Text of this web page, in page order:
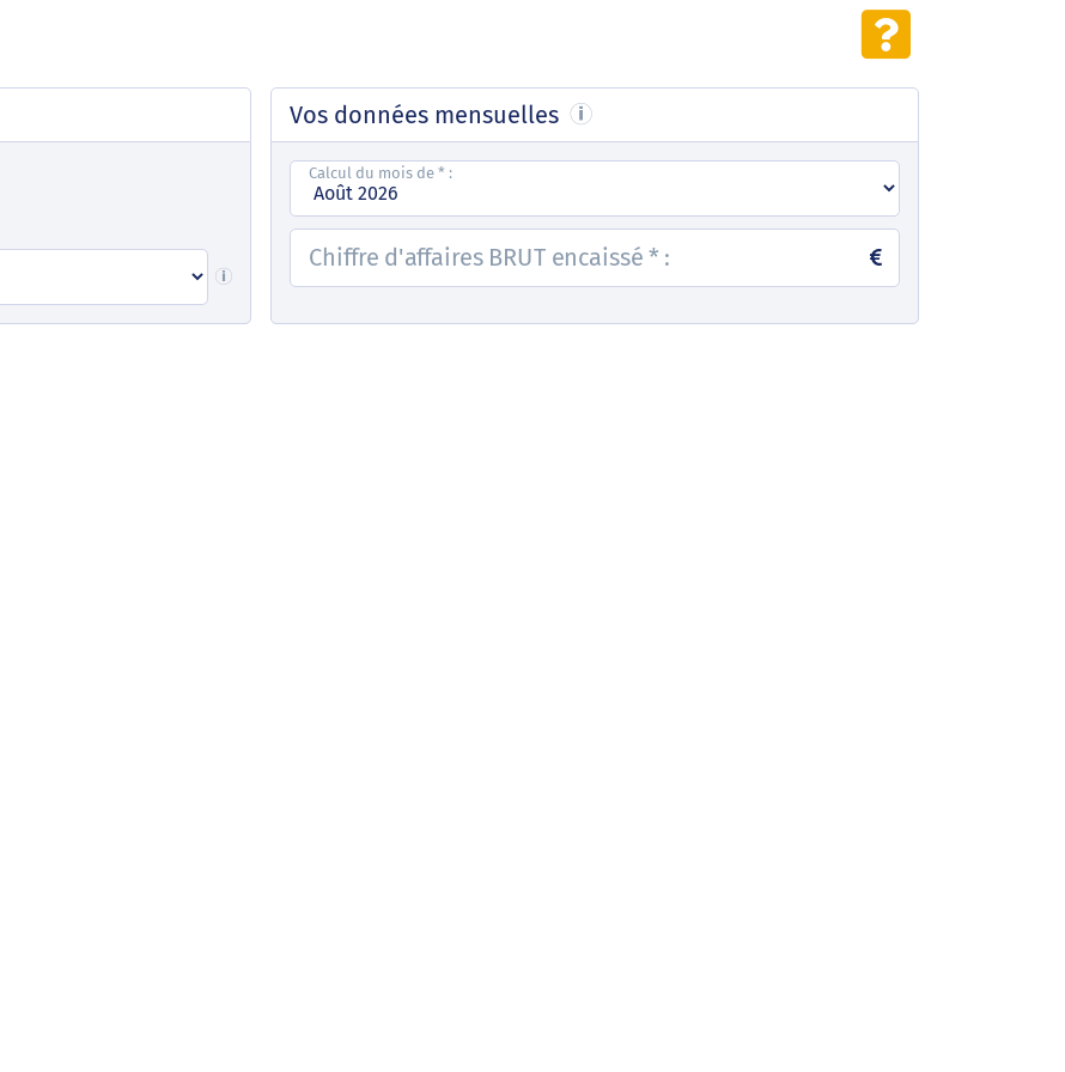
Vos données mensuelles
Calcul du mois de * :
Chiffre d'affaires BRUT encaissé * :